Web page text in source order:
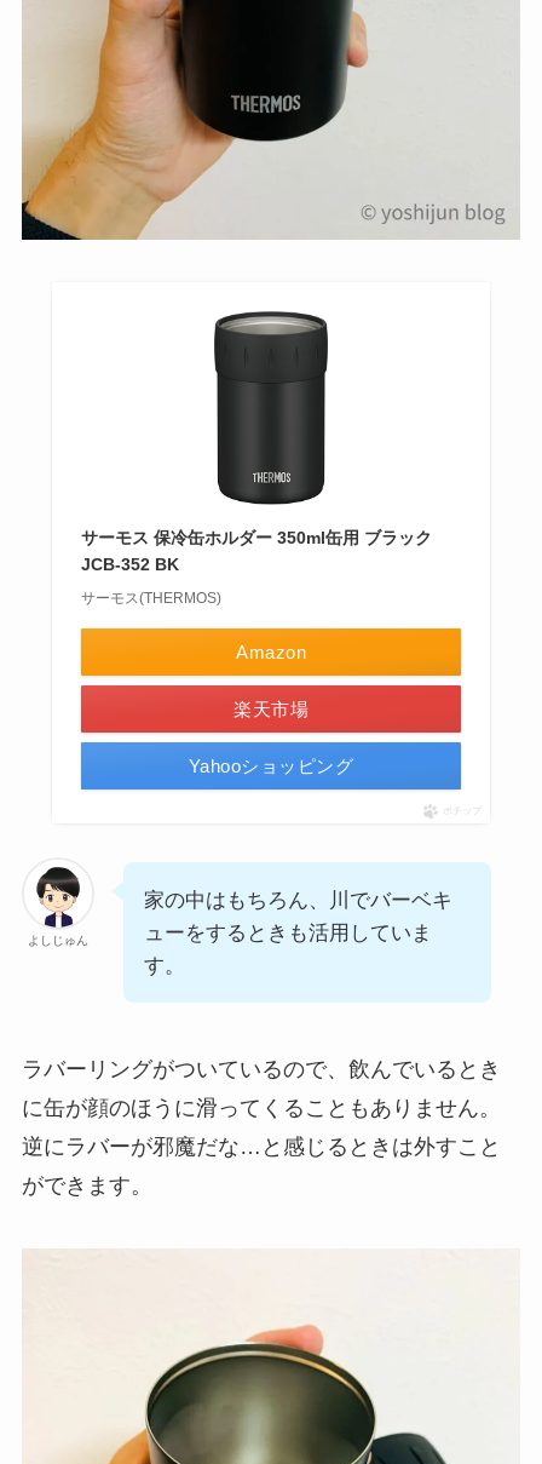
サーモス 保冷缶ホルダー 350ml缶用 ブラック
JCB-352 BK
サーモス(THERMOS)
Amazon
楽天市場
Yahooショッピング
ポチップ
よしじゅん
家の中はもちろん、川でバーベキ
ューをするときも活用していま
す。
ラバーリングがついているので、飲んでいるとき
に缶が顔のほうに滑ってくることもありません。
逆にラバーが邪魔だな…と感じるときは外すこと
ができます。